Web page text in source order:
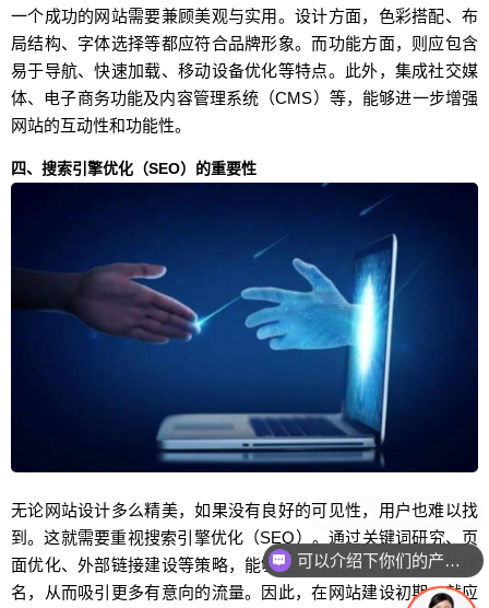
一个成功的网站需要兼顾美观与实用。设计方面，色彩搭配、布
局结构、字体选择等都应符合品牌形象。而功能方面，则应包含
易于导航、快速加载、移动设备优化等特点。此外，集成社交媒
体、电子商务功能及内容管理系统（CMS）等，能够进一步增强
网站的互动性和功能性。
四、搜索引擎优化（SEO）的重要性
无论网站设计多么精美，如果没有良好的可见性，用户也难以找
到。这就需要重视搜索引擎优化（SEO）。通过关键词研究、页
面优化、外部链接建设等策略，能够提升网站在搜索引擎中的排
名，从而吸引更多有意向的流量。因此，在网站建设初期，就应